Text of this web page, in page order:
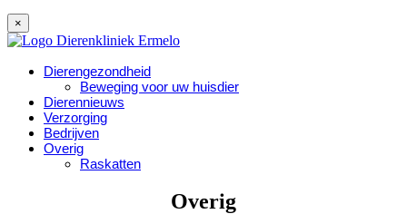
×
Dierengezondheid
Beweging voor uw huisdier
Dierennieuws
Verzorging
Bedrijven
Overig
Raskatten
Overig